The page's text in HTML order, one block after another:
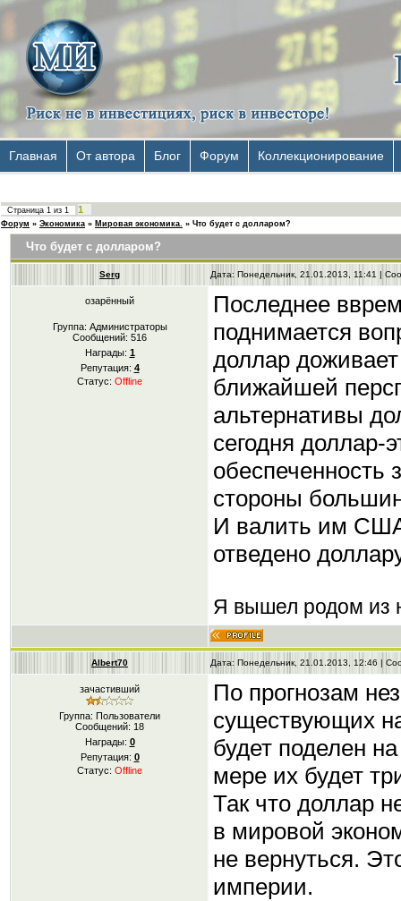
Главная От автора Блог Форум Коллекционирование
Страница 1 из 1 1
Форум » Экономика » Мировая экономика. » Что будет с долларом?
Что будет с долларом?
Serg Дата: Понедельник, 21.01.2013, 11:41 |
озарённый
Группа: Администраторы
Сообщений: 516
Награды: 1
Репутация: 4
Статус: Offline
Последнее
поднимается
доллар
ближайшей
альтернативы
сегодня доллар-
обеспеченность
стороны
И валить им США
отведено
Я вышел родом из
Albert70 Дата: Понедельник, 21.01.2013, 12:46 |
зачастивший
Группа: Пользователи
Сообщений: 18
Награды: 0
Репутация: 0
Статус: Offline
По прогнозам
существующих
будет поделен
мере их будет
Так что доллар
в мировой
не вернуться.
империи.